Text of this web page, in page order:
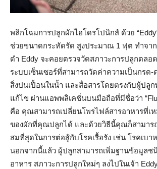
พลิกโฉมการปลูกผักไฮโดรโปนิกส์ ด้วย
ช่วยขนาดกระทัดรัด สูงประมาณ 1 ฟุต ทำจา
ดำ Eddy จะคอยตรวจวัดสภาวะการปลูกตลอด
ระบบเซ็นเซอร์ที่สามารถวัดค่าความเป็นกรด
สิ่งปนเปื้อนในน้ำ และสื่อสารโดยตรงกับผู้ปลู
แก้ไข ผ่านแอพพลิเคชั่นบนมือถือที่มีชื่อว่า
คือ คุณสามารถเปลี่ยนโพรไฟล์สารอาหารที่เ
ของผักที่คุณปลูกได้ และด้วยวิธีนี้คุณก็สามาร
สมที่สุดในการต่อสู้กับโรคเรื้อรัง เช่น โรคเบา
นอกจากนี้แล้ว ผู้ปลูกสามารถเพิ่มฐานข้อมูลช
อาหาร สภาวะการปลูกใหม่ๆ ลงไปในเจ้า